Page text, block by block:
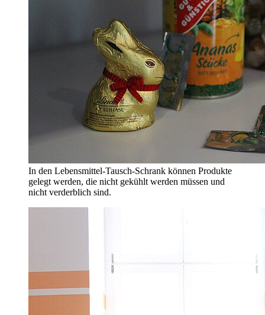
In den Lebensmittel-Tausch-Schrank können Produkte
gelegt werden, die nicht gekühlt werden müssen und
nicht verderblich sind.